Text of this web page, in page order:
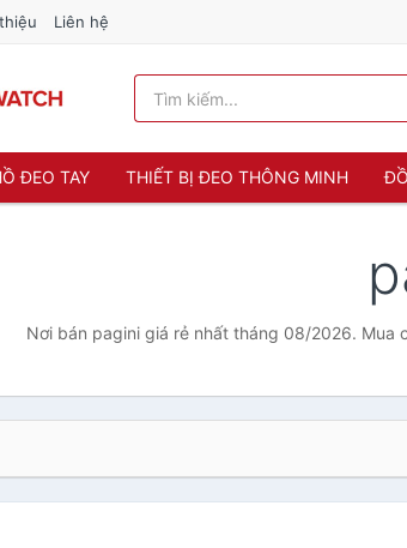
Liên hệ
ĐEO TAY THIẾT BỊ ĐEO THÔNG MINH
Nơi bán pagini giá rẻ nhất tháng 08/2026. Mua